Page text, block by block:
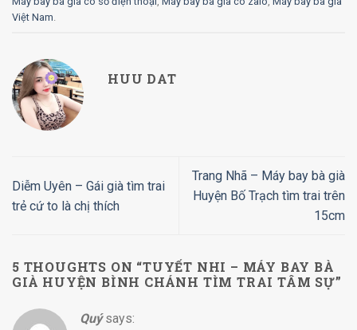
Việt Nam.
HUU DAT
Diễm Uyên – Gái già tìm trai
trẻ cứ to là chị thích
Trang Nhã – Máy bay bà già
Huyện Bố Trạch tìm trai trên
15cm
5 THOUGHTS ON “TUYẾT NHI – MÁY BAY BÀ
GIÀ HUYỆN BÌNH CHÁNH TÌM TRAI TÂM SỰ”
Quý says: